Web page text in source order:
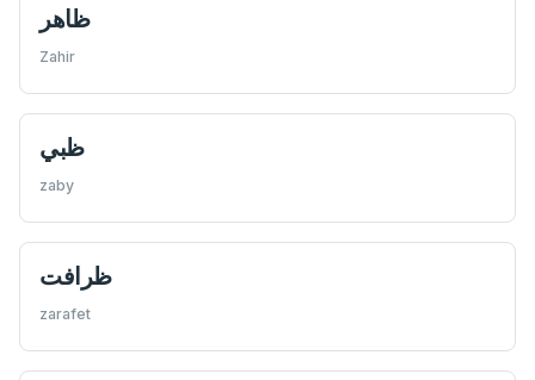
ظاهر
Zahir
ظبي
zaby
ظرافت
zarafet